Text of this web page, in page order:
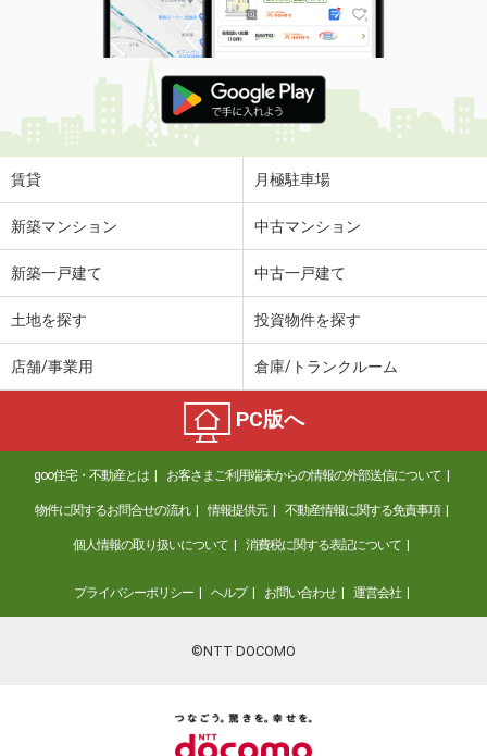
賃貸 月極駐車場
新築マンション 中古マンション
新築一戸建て 中古一戸建て
土地を探す 投資物件を探す
店舗/事業用 倉庫/トランクルーム
PC版へ
goo住宅・不動産とは お客さまご利用端末からの情報の外部送信について
物件に関するお問合せの流れ 情報提供元 不動産情報に関する免責事項
個人情報の取り扱いについて 消費税に関する表記について
プライバシーポリシー ヘルプ お問い合わせ 運営会社
©NTT DOCOMO